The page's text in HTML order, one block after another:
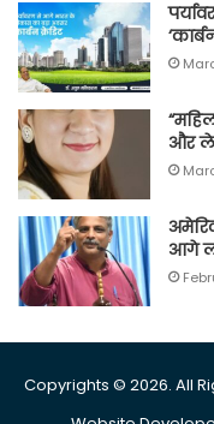
और
आगे
Copyrights © 2026. All